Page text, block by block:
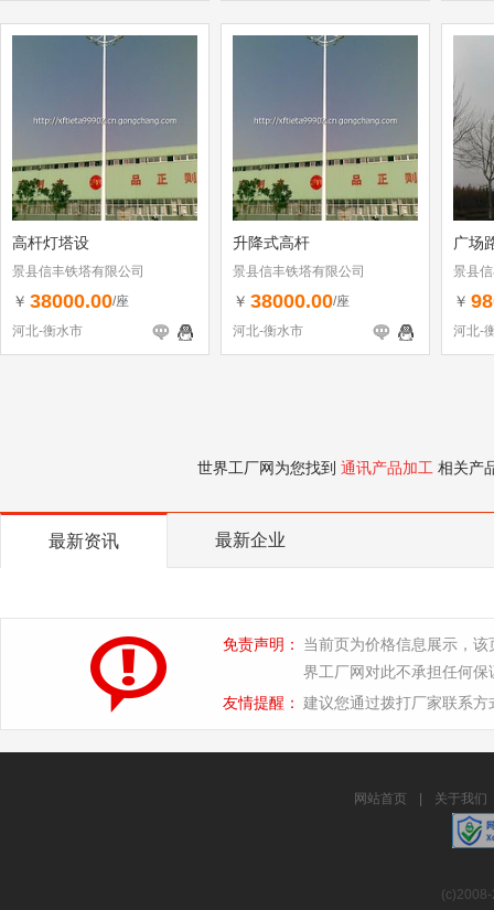
高杆灯塔设
景县信丰铁塔有限公司
￥ 38000.00/座
河北-衡水市
升降式高杆
景县信丰铁塔有限公司
￥ 38000.00/座
河北-衡水市
广场
景县
￥
河北-
世界工厂网为您找到 通讯产品加工 相关产
最新资讯 最新企业
免责声明：
当前页为价格信息展示，
界工厂网对此不承担任何保
友情提醒： 建议您通过拨打厂家联系
网站首页 关于我们